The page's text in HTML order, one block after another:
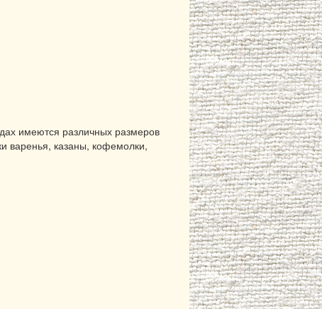
имеются различных размеров
варенья, казаны, кофемолки,